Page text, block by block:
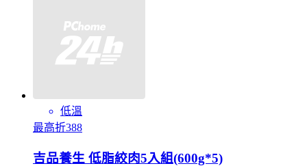
低溫
最高折388
吉品養生 低脂絞肉5入組(600g*5)